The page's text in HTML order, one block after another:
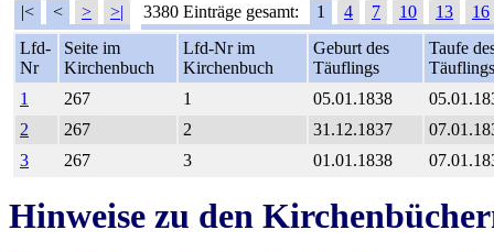
|< < > >| 3380 Einträge gesamt: 1 4 7 10 13
16
Lfd-
Nr
Seite im
Kirchenbuch
Lfd-Nr im
Kirchenbuch
Geburt des
Täuflings
Taufe
Täuflings
1
267 1 05.01.1838
2
267 2 31.12.1837
3
267 3 01.01.1838
Hinweise zu den